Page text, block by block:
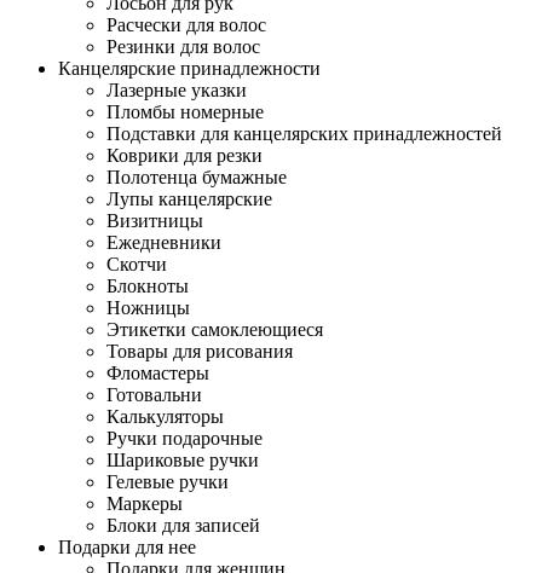
Расчески для волос
Резинки для волос
Канцелярские принадлежности
Лазерные указки
Пломбы номерные
Подставки для канцелярских принадлежностей
Коврики для резки
Полотенца бумажные
Лупы канцелярские
Визитницы
Ежедневники
Скотчи
Блокноты
Ножницы
Этикетки самоклеющиеся
Товары для рисования
Фломастеры
Готовальни
Калькуляторы
Ручки подарочные
Шариковые ручки
Гелевые ручки
Маркеры
Блоки для записей
Подарки для нее
Подарки для женщин